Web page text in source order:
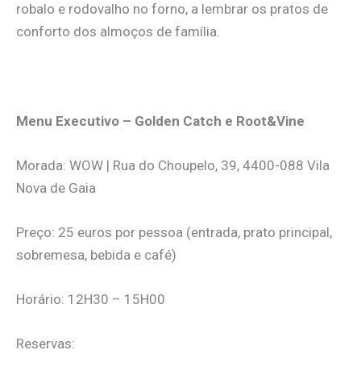
robalo e rodovalho no forno, a lembrar os pratos de
conforto dos almoços de família.
Menu Executivo – Golden Catch e Root&Vine
Morada: WOW | Rua do Choupelo, 39, 4400-088 Vila
Nova de Gaia
Preço: 25 euros por pessoa (entrada, prato principal,
sobremesa, bebida e café)
Horário: 12H30 – 15H00
Reservas: